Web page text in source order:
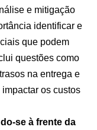
e mitigação
identificar e
que podem
questões como
na entrega e
os custos
se à frente da